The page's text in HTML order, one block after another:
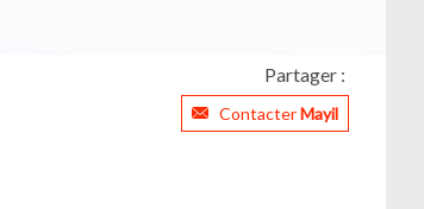
Partager :
ContacterMayil